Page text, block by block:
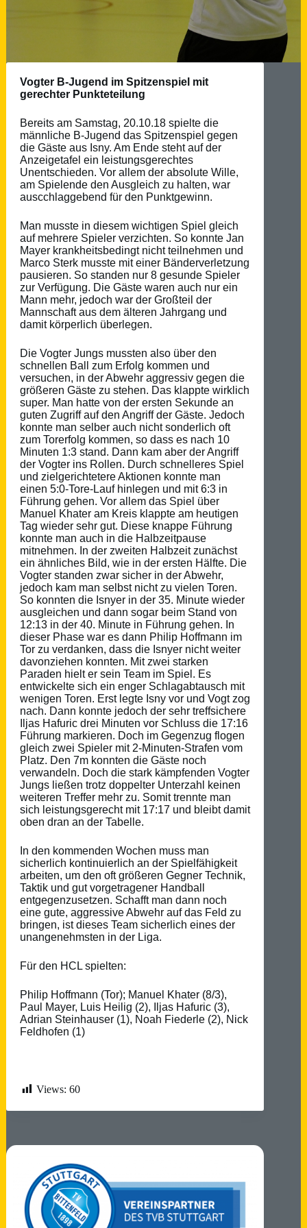
Vogter B-Jugend im Spitzenspiel mit
gerechter Punkteteilung
Bereits am Samstag, 20.10.18 spielte die
männliche B-Jugend das Spitzenspiel gegen
die Gäste aus Isny. Am Ende steht auf der
Anzeigetafel ein leistungsgerechtes
Unentschieden. Vor allem der absolute Wille,
am Spielende den Ausgleich zu halten, war
auscchlaggebend für den Punktgewinn.
Man musste in diesem wichtigen Spiel gleich
auf mehrere Spieler verzichten. So konnte Jan
Mayer krankheitsbedingt nicht teilnehmen und
Marco Sterk musste mit einer Bänderverletzung
pausieren. So standen nur 8 gesunde Spieler
zur Verfügung. Die Gäste waren auch nur ein
Mann mehr, jedoch war der Großteil der
Mannschaft aus dem älteren Jahrgang und
damit körperlich überlegen.
Die Vogter Jungs mussten also über den
schnellen Ball zum Erfolg kommen und
versuchen, in der Abwehr aggressiv gegen die
größeren Gäste zu stehen. Das klappte wirklich
super. Man hatte von der ersten Sekunde an
guten Zugriff auf den Angriff der Gäste. Jedoch
konnte man selber auch nicht sonderlich oft
zum Torerfolg kommen, so dass es nach 10
Minuten 1:3 stand. Dann kam aber der Angriff
der Vogter ins Rollen. Durch schnelleres Spiel
und zielgerichtetere Aktionen konnte man
einen 5:0-Tore-Lauf hinlegen und mit 6:3 in
Führung gehen. Vor allem das Spiel über
Manuel Khater am Kreis klappte am heutigen
Tag wieder sehr gut. Diese knappe Führung
konnte man auch in die Halbzeitpause
mitnehmen. In der zweiten Halbzeit zunächst
ein ähnliches Bild, wie in der ersten Hälfte. Die
Vogter standen zwar sicher in der Abwehr,
jedoch kam man selbst nicht zu vielen Toren.
So konnten die Isnyer in der 35. Minute wieder
ausgleichen und dann sogar beim Stand von
12:13 in der 40. Minute in Führung gehen. In
dieser Phase war es dann Philip Hoffmann im
Tor zu verdanken, dass die Isnyer nicht weiter
davonziehen konnten. Mit zwei starken
Paraden hielt er sein Team im Spiel. Es
entwickelte sich ein enger Schlagabtausch mit
wenigen Toren. Erst legte Isny vor und Vogt zog
nach. Dann konnte jedoch der sehr treffsichere
Iljas Hafuric drei Minuten vor Schluss die 17:16
Führung markieren. Doch im Gegenzug flogen
gleich zwei Spieler mit 2-Minuten-Strafen vom
Platz. Den 7m konnten die Gäste noch
verwandeln. Doch die stark kämpfenden Vogter
Jungs ließen trotz doppelter Unterzahl keinen
weiteren Treffer mehr zu. Somit trennte man
sich leistungsgerecht mit 17:17 und bleibt damit
oben dran an der Tabelle.
In den kommenden Wochen muss man
sicherlich kontinuierlich an der Spielfähigkeit
arbeiten, um den oft größeren Gegner Technik,
Taktik und gut vorgetragener Handball
entgegenzusetzen. Schafft man dann noch
eine gute, aggressive Abwehr auf das Feld zu
bringen, ist dieses Team sicherlich eines der
unangenehmsten in der Liga.
Für den HCL spielten:
Philip Hoffmann (Tor); Manuel Khater (8/3),
Paul Mayer, Luis Heilig (2), Iljas Hafuric (3),
Adrian Steinhauser (1), Noah Fiederle (2), Nick
Feldhofen (1)
Views: 60